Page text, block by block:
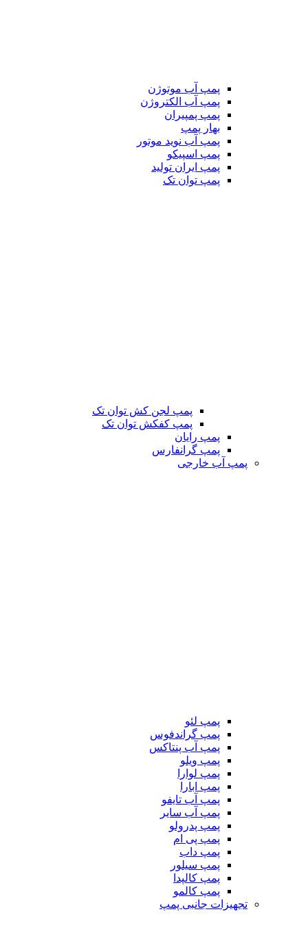
پمپ آب موتوژن
پمپ آب الکتروژن
پمپ پمپیران
بهار پمپ
پمپ آب نوید موتور
پمپ اسپیکو
پمپ ایران تولید
پمپ توان تک
پمپ لجن کش توان تک
پمپ کفکش توان تک
پمپ رایان
پمپ گرانفارس
پمپ آب خارجی
پمپ لئو
پمپ گراندفوس
پمپ آب پنتاکس
پمپ ویلو
پمپ لوارا
پمپ ابارا
پمپ آب تایفو
پمپ آب سایر
پمپ پدرولو
پمپ پی ام
پمپ داب
پمپ سیلور
پمپ کالپدا
پمپ کالمو
تجهیزات جانبی پمپ